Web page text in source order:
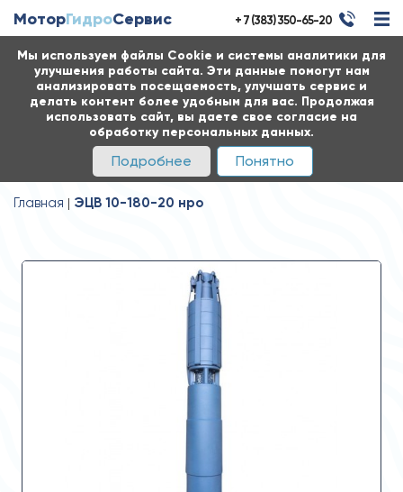
Мы используем файлы Cookie и системы аналитики для
улучшения работы сайта. Эти данные помогут нам
анализировать посещаемость, улучшать сервис и
делать контент более удобным для вас. Продолжая
использовать сайт, вы даете свое согласие на
обработку персональных данных.
Подробнее Понятно
МоторГидроСервис + 7 (383) 350-65-20
Главная ЭЦВ 10-180-20 нро